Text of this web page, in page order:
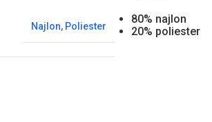
Najlon, Poliester
80% najlon
20% poliester